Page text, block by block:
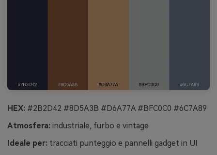
HEX: #2B2D42 #8D5A3B #D6A77A #BFC0C0 #6C7A89
Atmosfera: industriale, furbo e vintage
Ideale per: tracciati punteggio e pannelli gadget in UI